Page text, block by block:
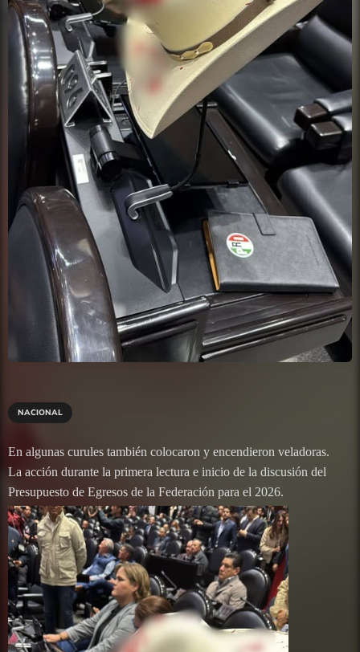
NACIONAL
En algunas curules también colocaron y encendieron veladoras.
La acción durante la primera lectura e inicio de la discusión del
Presupuesto de Egresos de la Federación para el 2026.